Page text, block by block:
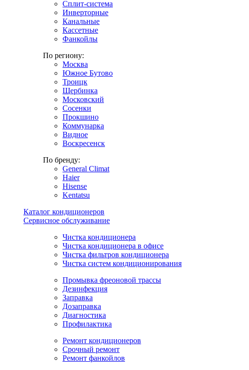
Сплит-система
Инверторные
Канальные
Кассетные
Фанкойлы
По региону:
Москва
Южное Бутово
Троицк
Щербинка
Московский
Сосенки
Прокшино
Коммунарка
Видное
Воскресенск
По бренду:
General Climat
Haier
Hisense
Kentatsu
Каталог кондиционеров
Сервисное обслуживание
Чистка кондиционера
Чистка кондиционера в офисе
Чистка фильтров кондиционера
Чистка систем кондиционирования
Промывка фреоновой трассы
Дезинфекция
Заправка
Дозаправка
Диагностика
Профилактика
Ремонт кондиционеров
Срочный ремонт
Ремонт фанкойлов